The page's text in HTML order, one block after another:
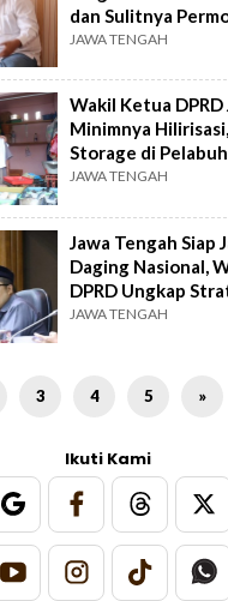
dan Sulitnya
JAWA TENGAH
Wakil Ketua
Minimnya
Storage di
JAWA TENGAH
Jawa Tengah Siap
Daging Nasional,
DPRD Ungkap
JAWA TENGAH
3 4 5 »
Ikuti Kami